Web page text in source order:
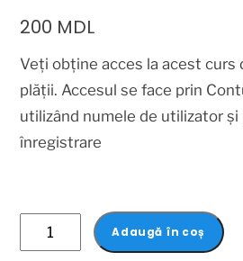
200 MDL
Veți obține acces la acest curs
plății. Accesul se face prin
utilizând numele de utilizator și
înregistrare
Adaugă în coș